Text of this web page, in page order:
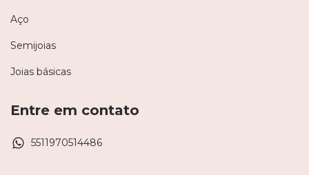
Aço
Semijoias
Joias básicas
Entre em contato
5511970514486